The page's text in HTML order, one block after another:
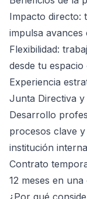
Impacto directo:
impulsa
Flexibilidad:
desde tu
Experiencia
Junta Directiva y
Desarrollo
procesos clave
institución
Contrato
12 meses en
¿Por qué